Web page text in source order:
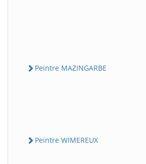
Peintre MAZINGARBE
Peintre WIMEREUX